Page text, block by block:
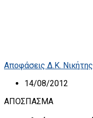
Αποφάσεις Δ.Κ. Νικήτης
14/08/2012
ΑΠΟΣΠΑΣΜΑ